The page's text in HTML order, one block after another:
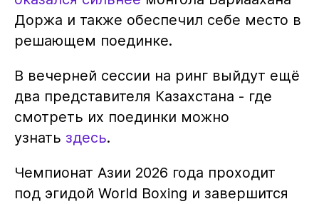
Доржа и также обеспечил себе место в
решающем поединке.
В вечерней сессии на ринг выйдут ещё
два представителя Казахстана - где
смотреть их поединки можно
узнать здесь.
Чемпионат Азии 2026 года проходит
под эгидой World Boxing и завершится